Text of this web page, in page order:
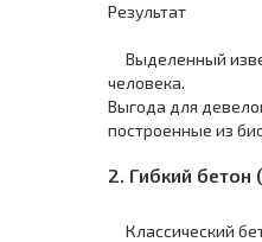
Результат
Выделенный
человека.
Выгода для
построенные из
2. Гибкий бетон
Классический